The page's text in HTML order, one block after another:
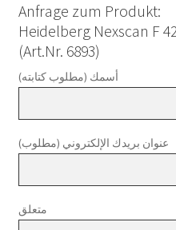
Anfrage zum Produkt:
Heidelberg Nexscan F
(Art.Nr. 6893)
أسمك (مطلوب كتابته)
عنوان بريدك الإلكتروني (مطلوب)
متعلق